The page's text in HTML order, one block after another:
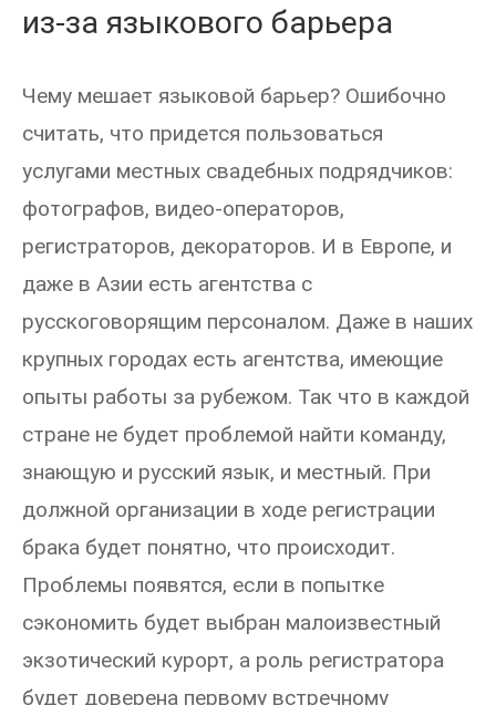
из-за языкового барьера
Чему мешает языковой барьер? Ошибочно
считать, что придется пользоваться
услугами местных свадебных подрядчиков:
фотографов, видео-операторов,
регистраторов, декораторов. И в Европе, и
даже в Азии есть агентства с
русскоговорящим персоналом. Даже в наших
крупных городах есть агентства, имеющие
опыты работы за рубежом. Так что в каждой
стране не будет проблемой найти команду,
знающую и русский язык, и местный. При
должной организации в ходе регистрации
брака будет понятно, что происходит.
Проблемы появятся, если в попытке
сэкономить будет выбран малоизвестный
экзотический курорт, а роль регистратора
будет доверена первому встречному